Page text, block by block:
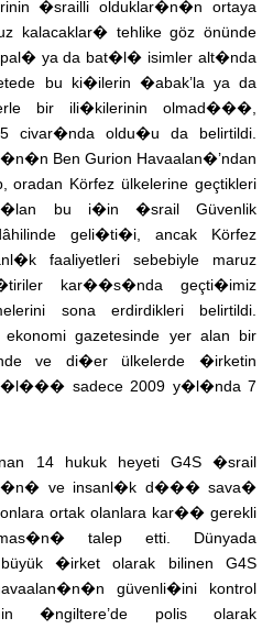
�srailli olduklar�n�n ortaya
kalacaklar� tehlike göz önünde
ya da bat�l� isimler alt�nda
bu ki�ilerin �abak’la ya da
bir ili�kilerinin olmad���,
oldu�u da belirtildi.
Ben Gurion Havaalan�’ndan
oradan Körfez ülkelerine geçtikleri
bu i�in �srail Güvenlik
geli�ti�i, ancak Körfez
faaliyetleri sebebiyle maruz
kar��s�nda geçti�imiz
sona erdirdikleri belirtildi.
gazetesinde yer alan bir
ve di�er ülkelerde �irketin
sadece 2009 y�l�nda 7
14 hukuk heyeti G4S �srail
ve insanl�k d��� sava�
ortak olanlara kar�� gerekli
talep etti. Dünyada
büyük �irket olarak bilinen G4S
güvenli�ini kontrol
�ngiltere’de polis olarak